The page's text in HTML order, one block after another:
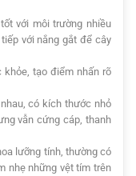
với môi trường nhiều
với nắng gắt để cây
khỏe, tạo điểm nhấn rõ
có kích thước nhỏ
vẫn cứng cáp, thanh
lưỡng tính, thường có
nhẹ những vệt tím trên